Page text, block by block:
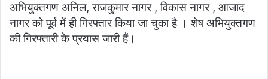
अभियुक्तगण अनिल, राजकुमार नागर , विकास नागर , आजाद
नागर को पूर्व में ही गिरफ्तार किया जा चुका है । शेष अभियुक्तगण
की गिरफ्तारी के प्रयास जारी हैं।